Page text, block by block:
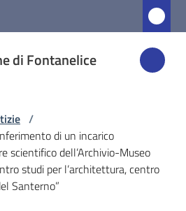
di Fontanelice
/
di un incarico
scientifico dell’Archivio-Museo
studi per l’architettura, centro
Santerno”